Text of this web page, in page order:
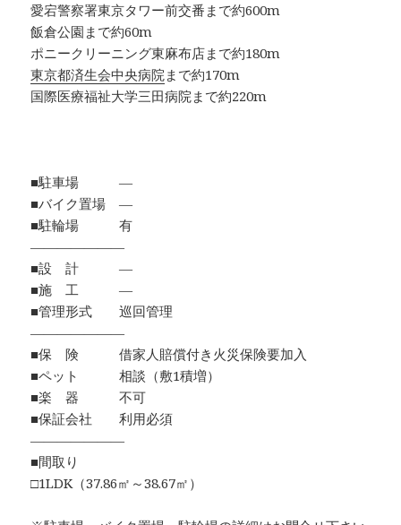
愛宕警察署東京タワー前交番まで約600m
飯倉公園まで約60m
ポニークリーニング東麻布店まで約180m
東京都済生会中央病院まで約170m
国際医療福祉大学三田病院まで約220m
■駐車場 ―
■バイク置場 ―
■駐輪場 有
―――――――
■設 計 ―
■施 工 ―
■管理形式 巡回管理
―――――――
■保 険 借家人賠償付き火災保険要加入
■ペット 相談（敷1積増）
■楽 器 不可
■保証会社 利用必須
―――――――
■間取り
□1LDK（37.86㎡～38.67㎡）